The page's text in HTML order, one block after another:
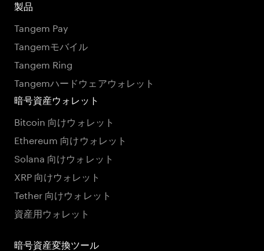
製品
Tangem Pay
Tangemモバイル
Tangem Ring
Tangemハードウェアウォレット
暗号資産ウォレット
Bitcoin 向けウォレット
Ethereum 向けウォレット
Solana 向けウォレット
XRP 向けウォレット
Tether 向けウォレット
資産用ウォレット
暗号資産変換ツール